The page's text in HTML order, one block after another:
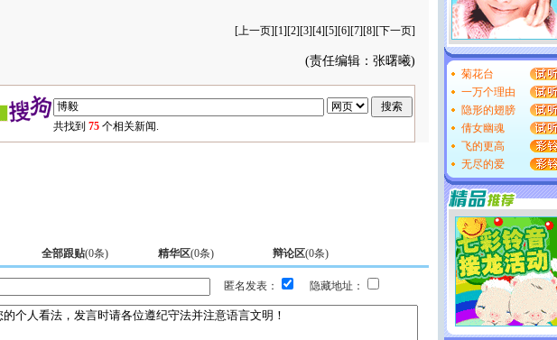
[上一页][1][2][3][4][5][6][7][8][下一页]
(责任编辑：张曙曦)
共找到 75 个相关新闻.
全部跟贴(0条) 精华区(0条) 辩论区(0条)
匿名发表： 隐藏地址：
菊花台
一万个理由
隐形的翅膀
倩女幽魂
飞的更高
无尽的爱